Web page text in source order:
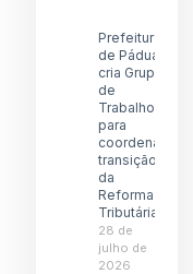
Prefeitura
de Pádua
cria Grupo
de
Trabalho
para
coordenar
transição
da
Reforma
Tributária
28 de
julho de
2026